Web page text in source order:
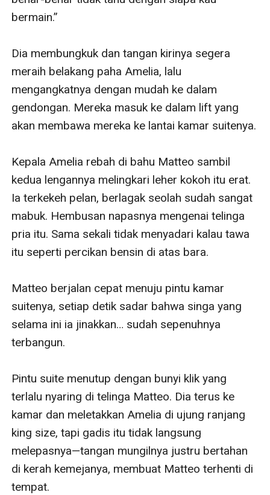
bermain.”
Dia membungkuk dan tangan kirinya segera
meraih belakang paha Amelia, lalu
mengangkatnya dengan mudah ke dalam
gendongan. Mereka masuk ke dalam lift yang
akan membawa mereka ke lantai kamar suitenya.
Kepala Amelia rebah di bahu Matteo sambil
kedua lengannya melingkari leher kokoh itu erat.
Ia terkekeh pelan, berlagak seolah sudah sangat
mabuk. Hembusan napasnya mengenai telinga
pria itu. Sama sekali tidak menyadari kalau tawa
itu seperti percikan bensin di atas bara.
Matteo berjalan cepat menuju pintu kamar
suitenya, setiap detik sadar bahwa singa yang
selama ini ia jinakkan… sudah sepenuhnya
terbangun.
Pintu suite menutup dengan bunyi klik yang
terlalu nyaring di telinga Matteo. Dia terus ke
kamar dan meletakkan Amelia di ujung ranjang
king size, tapi gadis itu tidak langsung
melepasnya—tangan mungilnya justru bertahan
di kerah kemejanya, membuat Matteo terhenti di
tempat.